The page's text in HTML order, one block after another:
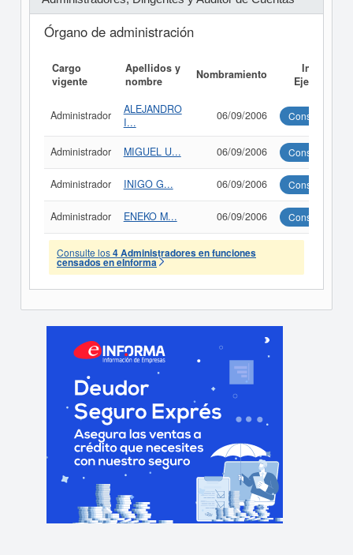
Órgano de administración
Cargo
vigente
Apellidos y
nombre
Nombramiento
Informe
Ejecutivo
Administrador
ALEJANDRO
I...
06/09/2006 Consultar
Administrador MIGUEL U... 06/09/2006 Consultar
Administrador INIGO G... 06/09/2006 Consultar
Administrador ENEKO M... 06/09/2006 Consultar
Consulte los4 Administradores en funciones
censados en eInforma